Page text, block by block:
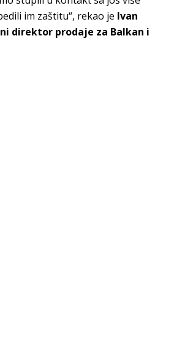
im zaštitu“, rekao je Ivan
direktor prodaje za Balkan i